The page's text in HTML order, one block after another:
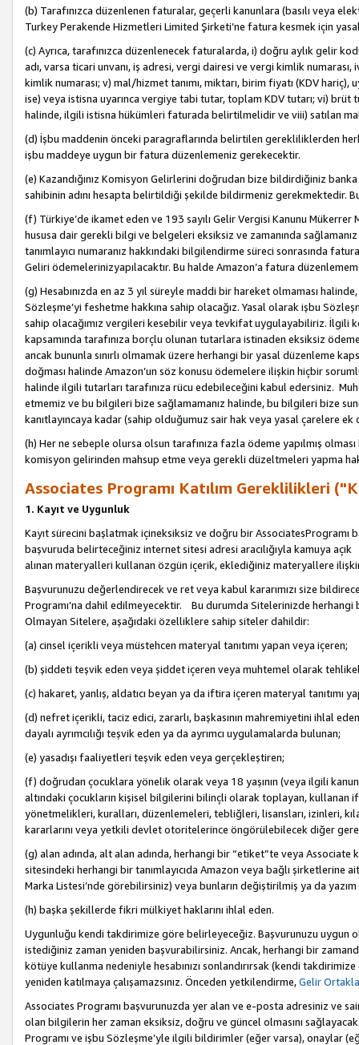
(b) Tarafınızca düzenlenen faturalar, geçerli kanunlara (basılı veya
Turkey Perakende Hizmetleri Limited Şirketi’ne fatura kesmek için
(c) Ayrıca, tarafınızca düzenlenecek faturalarda, i) doğru aylık gelir
adı, varsa ticari unvanı, iş adresi, vergi dairesi ve vergi kimlik
kimlik numarası; v) mal/hizmet tanımı, miktarı, birim fiyatı (KDV
ise) veya istisna uyarınca vergiye tabi tutar, toplam KDV tutarı; vi) brüt
halinde, ilgili istisna hükümleri faturada belirtilmelidir ve viii) satılan
(d) İşbu maddenin önceki paragraflarında belirtilen gerekliliklerden
işbu maddeye uygun bir fatura düzenlemeniz gerekecektir.
(e) Kazandığınız Komisyon Gelirlerini doğrudan bize bildirdiğiniz banka
sahibinin adını hesapta belirtildiği şekilde bildirmeniz gerekmektedir.
(f) Türkiye’de ikamet eden ve 193 sayılı Gelir Vergisi Kanunu
hususa dair gerekli bilgi ve belgeleri eksiksiz ve zamanında
tanımlayıcı numaranız hakkındaki bilgilendirme süreci sonrasında
Geliri ödemelerinizyapılacaktır. Bu halde Amazon’a fatura
(g) Hesabınızda en az 3 yıl süreyle maddi bir hareket olmaması
Sözleşme’yi feshetme hakkına sahip olacağız. Yasal olarak işbu
sahip olacağımız vergileri kesebilir veya tevkifat uygulayabiliriz. İlgili
kapsamında tarafınıza borçlu olunan tutarlara istinaden eksiksiz
ancak bununla sınırlı olmamak üzere herhangi bir yasal düzenleme
doğması halinde Amazon’un söz konusu ödemelere ilişkin hiçbir
halinde ilgili tutarları tarafınıza rücu edebileceğini kabul edersiniz.
etmemiz ve bu bilgileri bize sağlamamanız halinde, bu bilgileri bize
kanıtlayıncaya kadar (sahip olduğumuz sair hak veya yasal çarelere
(h) Her ne sebeple olursa olsun tarafınıza fazla ödeme yapılmış
komisyon gelirinden mahsup etme veya gerekli düzeltmeleri yapma
Associates Programı Katılım Gereklilikleri
1. Kayıt ve Uygunluk
Kayıt sürecini başlatmak içineksiksiz ve doğru bir AssociatesProgramı
başvuruda belirteceğiniz internet sitesi adresi aracılığıyla kamuya
alınan materyalleri kullanan özgün içerik, eklediğiniz materyallere
Başvurunuzu değerlendirecek ve ret veya kabul kararımızı size
Programı’na dahil edilmeyecektir. Bu durumda Sitelerinizde herhangi
Olmayan Sitelere, aşağıdaki özelliklere sahip siteler dahildir:
(a) cinsel içerikli veya müstehcen materyal tanıtımı yapan veya içeren;
(b) şiddeti teşvik eden veya şiddet içeren veya muhtemel olarak
(c) hakaret, yanlış, aldatıcı beyan ya da iftira içeren materyal tanıtımı
(d) nefret içerikli, taciz edici, zararlı, başkasının mahremiyetini ihlal
dayalı ayrımcılığı teşvik eden ya da ayrımcı uygulamalarda bulunan;
(e) yasadışı faaliyetleri teşvik eden veya gerçekleştiren;
(f) doğrudan çocuklara yönelik olarak veya 18 yaşının (veya ilgili
altındaki çocukların kişisel bilgilerini bilinçli olarak toplayan, kullanan
yönetmelikleri, kuralları, düzenlemeleri, tebliğleri, lisansları, izinleri,
kararlarını veya yetkili devlet otoritelerince öngörülebilecek diğer
(g) alan adında, alt alan adında, herhangi bir “etiket”te veya
sitesindeki herhangi bir tanımlayıcıda Amazon veya bağlı şirketlerine
Marka Listesi’nde görebilirsiniz) veya bunların değiştirilmiş ya da
(h) başka şekillerde fikri mülkiyet haklarını ihlal eden.
Uygunluğu kendi takdirimize göre belirleyeceğiz. Başvurunuzu uygun
istediğiniz zaman yeniden başvurabilirsiniz. Ancak, herhangi bir
kötüye kullanma nedeniyle hesabınızı sonlandırırsak (kendi
yeniden katılmaya çalışamazsınız. Önceden yetkilendirme,Gelir
Associates Programı başvurunuzda yer alan ve e-posta adresiniz ve
olan bilgilerin her zaman eksiksiz, doğru ve güncel olmasını
Programı ve işbu Sözleşme’yle ilgili bildirimler (eğer varsa), onaylar